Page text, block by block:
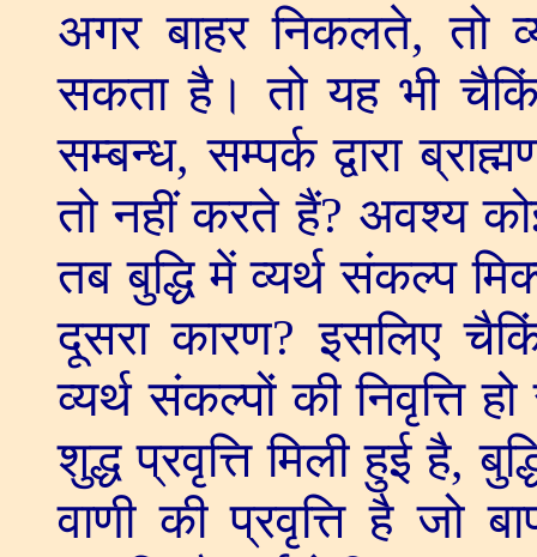
अगर बाहर निकलते,तो
सकता है। तो यह भी
सम्बन्ध,सम्पर्क द्वारा
तो नहीं करते हैं? अवश्य
तब बुद्धि में व्यर्थ संकल्प
दूसरा कारण?इसलिए
व्यर्थ संकल्पों की निवृत्ति
शुद्ध प्रवृत्ति मिली हुई है,
वाणी की प्रवृत्ति है जो